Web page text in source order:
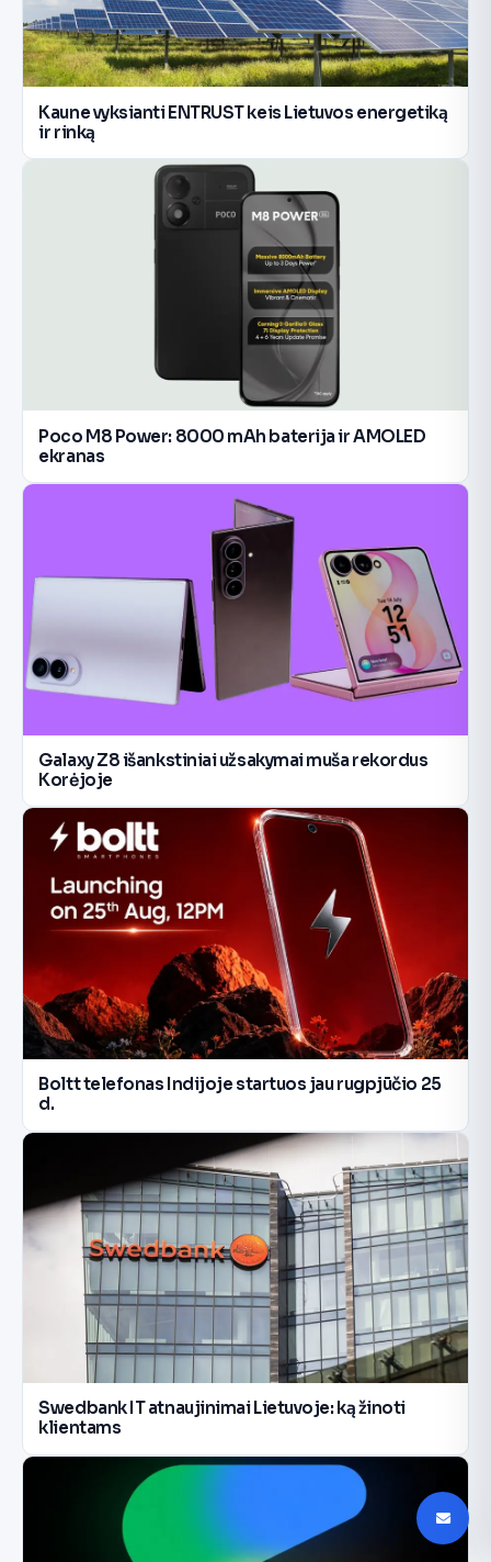
Kaune vyksianti ENTRUST keis Lietuvos energetiką
ir rinką
Poco M8 Power: 8000 mAh baterija ir AMOLED
ekranas
Galaxy Z8 išankstiniai užsakymai muša rekordus
Korėjoje
Boltt telefonas Indijoje startuos jau rugpjūčio 25
d.
Swedbank IT atnaujinimai Lietuvoje: ką žinoti
klientams